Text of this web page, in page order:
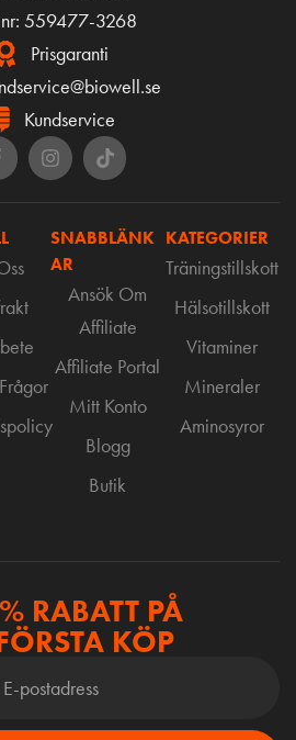
559477-3268
Prisgaranti
Kundservice
SNABBLÄNK
AR
Ansök Om
Affiliate
Affiliate Portal
Mitt Konto
Blogg
Butik
KATEGORIER
Träningstillskott
Hälsotillskott
Vitaminer
Mineraler
Aminosyror
RABATT PÅ
KÖP